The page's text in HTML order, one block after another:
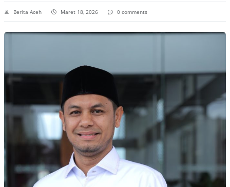
Berita Aceh Maret 18, 2026 0 comments